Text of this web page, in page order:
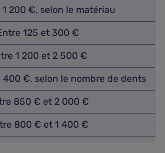
1 200 €, selon le matériau
125 et 300 €
1 200 et 2 500 €
400 €, selon le nombre de dents
850 € et 2 000 €
800 € et 1 400 €